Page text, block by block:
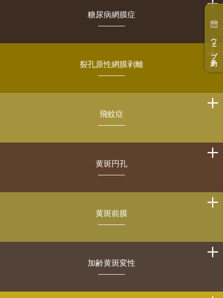
ウェブ予約
糖尿病網膜症
裂孔原性網膜剥離
飛蚊症
黄斑円孔
黄斑前膜
加齢黄斑変性